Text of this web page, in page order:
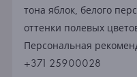
тона яблок, белого
оттенки полевых
Персональная
+371 25900028